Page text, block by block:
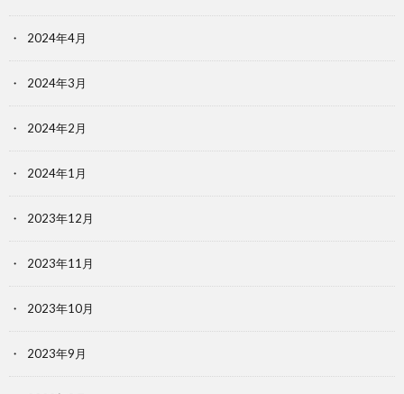
2024年4月
2024年3月
2024年2月
2024年1月
2023年12月
2023年11月
2023年10月
2023年9月